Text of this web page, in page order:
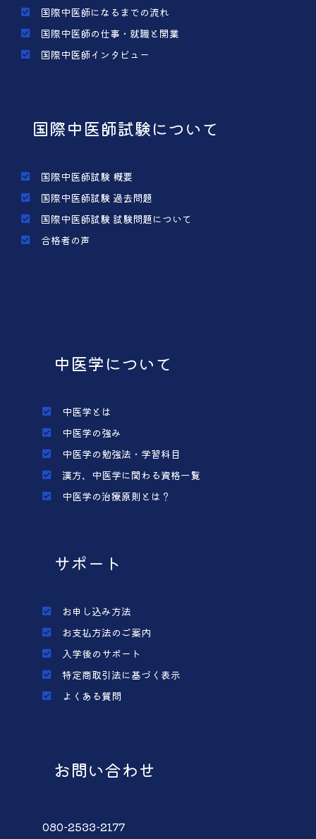
国際中医師になるまでの流れ
国際中医師の仕事・就職と開業
国際中医師インタビュー
国際中医師試験について
国際中医師試験 概要
国際中医師試験 過去問題
国際中医師試験 試験問題について
合格者の声
中医学について
中医学とは
中医学の強み
中医学の勉強法・学習科目
漢方、中医学に関わる資格一覧
中医学の治療原則とは？
サポート
お申し込み方法
お支払方法のご案内
入学後のサポート
特定商取引法に基づく表示
よくある質問
お問い合わせ
080-2533-2177